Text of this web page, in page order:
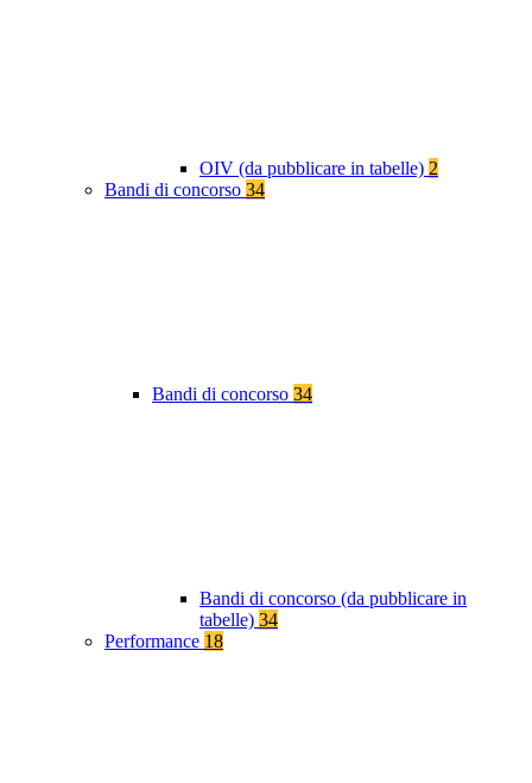
OIV (da pubblicare in tabelle) 2
Bandi di concorso 34
Bandi di concorso 34
Bandi di concorso (da pubblicare in
tabelle) 34
Performance 18